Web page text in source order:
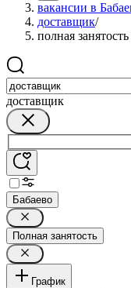
вакансии в
доставщик/
полная занятость
доставщик
Бабаево
Полная занятость
График